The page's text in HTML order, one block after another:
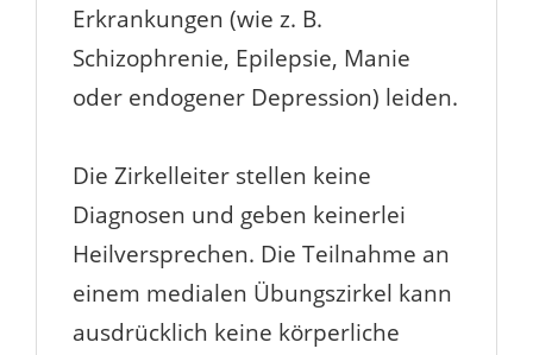
Erkrankungen (wie z. B.
Schizophrenie, Epilepsie, Manie
oder endogener Depression) leiden.
Die Zirkelleiter stellen keine
Diagnosen und geben keinerlei
Heilversprechen. Die Teilnahme an
einem medialen Übungszirkel kann
ausdrücklich keine körperliche